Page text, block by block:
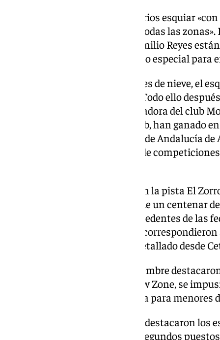
piden a los usuarios esquiar
habiendo «escasez de nieve en todas las
el telesquí Zayas y el telesilla Emilio Reyes
estando la pista Morillas «en uso especial para
Además, debido a las condiciones de nieve, el
permitido en la pista de El Río. Todo ello
en el ámbito deportivo, la esquiadora del club
Camacho, del Nevada Sport Club, han ganado
14 de la primera fase de la Copa de Andalucía
que se ha abierto el calendario de
Los cuatro slalom disputados en la pista El
U14 y U16, convocaron a cerca de un centenar
andaluces, junto con clubs procedentes de las
Navarra y Madrid. Las carreras
Trofeo Ski Club Granada, han detallado desde
Castro y Camacho, que en noviembre
Copa de España en Madrid Snow Zone, se
Monachil y del Ski Club Granada para menores
En esta franja de edad también destacaron los
Club Alejandro López, con dos segundos